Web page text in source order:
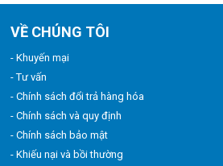
VỀ CHÚNG TÔI
- Khuyến mại
- Tư vấn
- Chính sách đổi trả hàng hóa
- Chính sách và quy định
- Chính sách bảo mật
- Khiếu nại và bồi thường